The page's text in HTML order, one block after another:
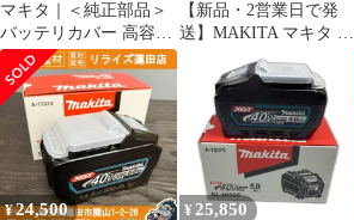
マキタ｜＜純正部品＞
バッテリカバー 高容量
BL4050F/BL4080F用 A-
74603
【新品・2営業日で発
送】MAKITA マキタ マ
キタ リチウムイオンバ
ッテリ 40Vmax 5.0Ah
高出力仕様 (A-72372)
BL4050F (BL4050F
7202)
¥24,500 ¥ 25,850